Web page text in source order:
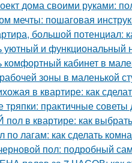
дома своими руками:
мечты: пошаговая
большой потенциал:
уютный и функциональный
комфортный кабинет в
зоны в маленькой
в квартире: как
тряпки: практичные
в квартире: как выбрать
лагам: как сделать
пол: подробный